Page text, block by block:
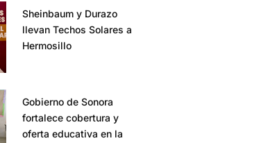
Sheinbaum y Durazo
llevan Techos Solares a
Hermosillo
Gobierno de Sonora
fortalece cobertura y
oferta educativa en la